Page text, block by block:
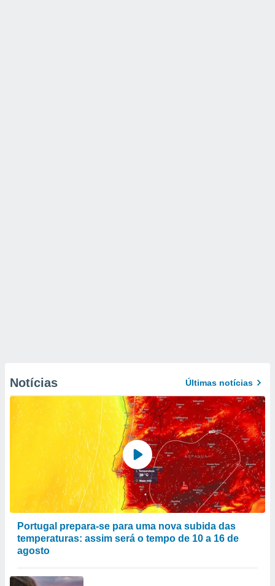
Notícias Últimas notícias
Portugal prepara-se para uma nova subida das
temperaturas: assim será o tempo de 10 a 16 de
agosto